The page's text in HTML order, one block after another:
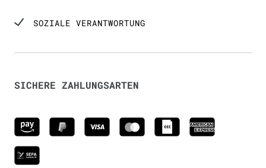
SOZIALE VERANTWORTUNG
SICHERE ZAHLUNGSARTEN